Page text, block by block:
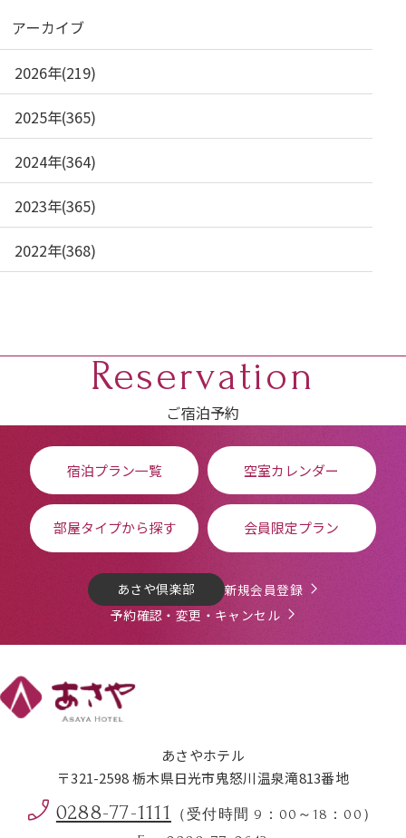
アーカイブ
2026年(219)
2025年(365)
2024年(364)
2023年(365)
2022年(368)
Reservation
ご宿泊予約
宿泊プラン一覧 空室カレンダー
部屋タイプから探す 会員限定プラン
あさや倶楽部
新規会員登録
予約確認・変更・キャンセル
あさやホテル
〒321-2598 栃木県日光市鬼怒川温泉滝813番地
0288-77-1111 （受付時間 9：00～18：00）